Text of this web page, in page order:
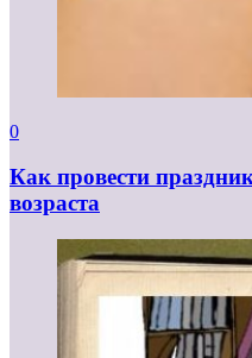
0
Как провести
возраста